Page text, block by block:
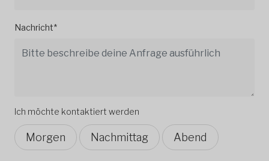
Nachricht*
Ich möchte kontaktiert werden
Morgen Nachmittag Abend